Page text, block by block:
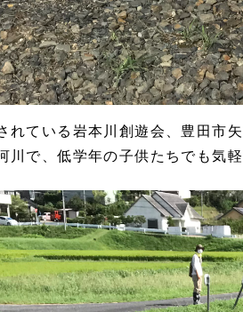
れている岩本川創遊会、豊田市
川で、低学年の子供たちでも気軽